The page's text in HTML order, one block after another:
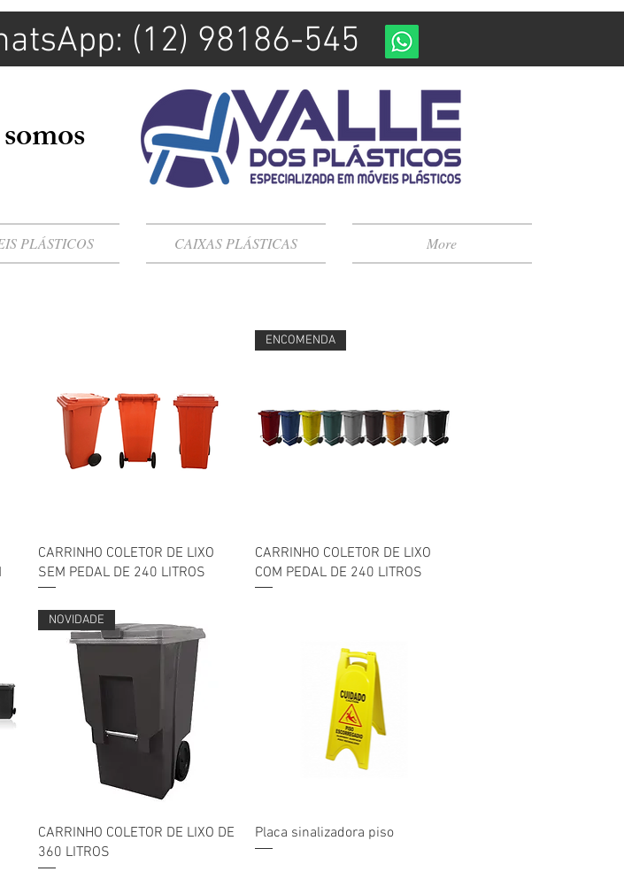
PLÁSTICOS CAIXAS PLÁSTICAS More
(12) 98186-545
Visualização rápida
CARRINHO COLETOR DE LIXO
SEM PEDAL DE 240 LITROS
Visualização rápida
ENCOMENDA
CARRINHO COLETOR DE LIXO
COM PEDAL DE 240 LITROS
Visualização rápida
NOVIDADE
CARRINHO COLETOR DE LIXO DE
360 LITROS
Visualização rápida
Placa sinalizadora piso